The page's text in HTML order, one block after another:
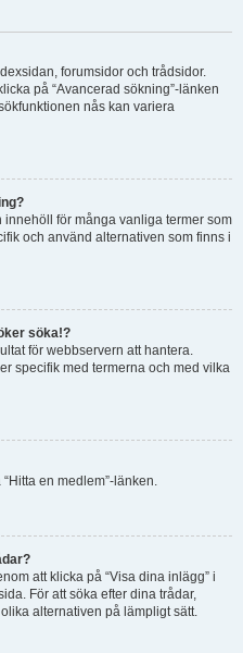
forumsidor och trådsidor.
på “Avancerad sökning”-länken
nås kan variera
för många vanliga termer som
och använd alternativen som finns i
söka!?
för webbservern att hantera.
specifik med termerna och med vilka
en medlem”-länken.
att klicka på “Visa dina inlägg” i
För att söka efter dina trådar,
alternativen på lämpligt sätt.